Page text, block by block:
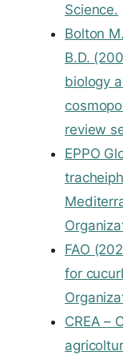
Science.
Bolton
B.D.
biology
review
EPPO
FAO
for
CREA –